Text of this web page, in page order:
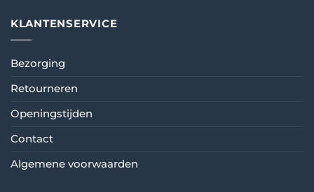
KLANTENSERVICE
Bezorging
Retourneren
Openingstijden
Contact
Algemene voorwaarden